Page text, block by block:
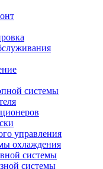
системы
управления
охлаждения
системы
системы